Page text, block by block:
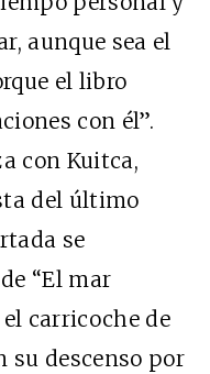
aunque sea el
el libro
con él”.
con Kuitca,
del último
se
“El mar
carricoche de
su descenso por